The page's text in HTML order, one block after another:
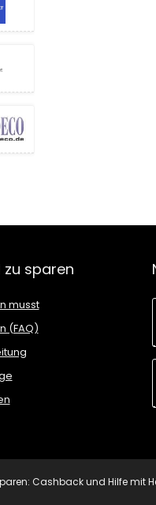
zu sparen
musst
(FAQ)
Cashback und Hilfe mit